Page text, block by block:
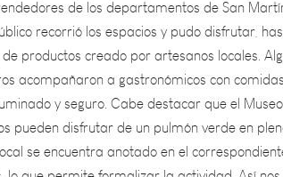
creado por artesanos locales.
acompañaron a gastronómicos con
y seguro. Cabe destacar que el
disfrutar de un pulmón verde en
se encuentra anotado en el
permite formalizar la actividad. Así nos